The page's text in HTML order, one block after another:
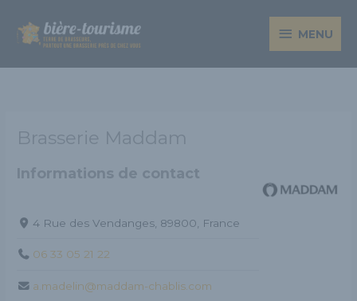
contenu
MENU
MENU
Brasserie Maddam
Informations de contact
4 Rue des Vendanges, 89800, France
06 33 05 21 22
a.madelin@maddam-chablis.com